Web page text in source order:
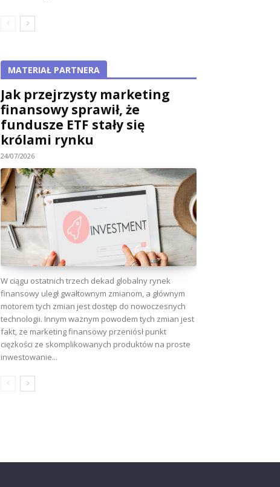
MATERIAŁ PARTNERA
Jak przejrzysty marketing
finansowy sprawił, że
fundusze ETF stały się
królami rynku
24/07/2026
W ciągu ostatnich trzech dekad globalny rynek
finansowy uległ gwałtownym zmianom, a głównym
motorem tych zmian jest dostęp do nowoczesnych
technologii. Innym ważnym powodem tych zmian jest
fakt, że marketing finansowy przeniósł punkt
ciężkości ze skomplikowanych produktów na proste
inwestowanie...